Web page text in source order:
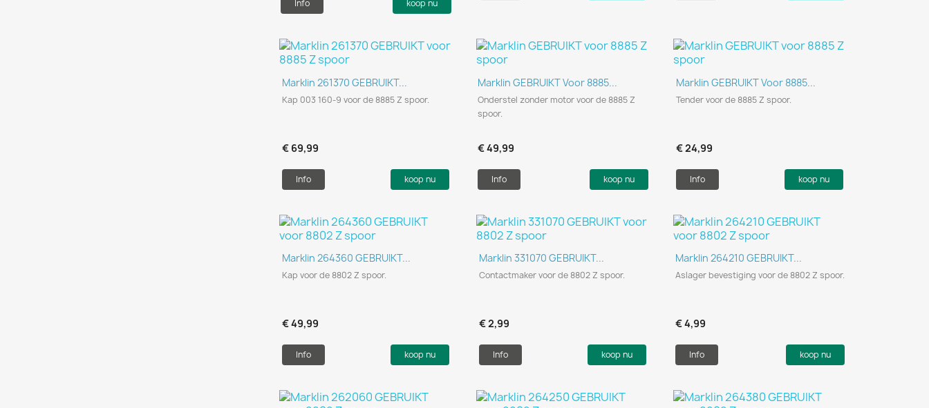
Info koop nu
Snel bekijken
Marklin 261370 GEBRUIKT...
Kap 003 160-9 voor de 8885 Z spoor.
€ 69,99
Info koop nu
Snel bekijken
Marklin GEBRUIKT Voor 8885...
Onderstel zonder motor voor de 8885 Z
spoor.
€ 49,99
Info koop nu
Snel bekijken
Marklin GEBRUIKT Voor 8885...
Tender voor de 8885 Z spoor.
€ 24,99
Info koop nu
Snel bekijken
Marklin 264360 GEBRUIKT...
Kap voor de 8802 Z spoor.
€ 49,99
Info koop nu
Snel bekijken
Marklin 331070 GEBRUIKT...
Contactmaker voor de 8802 Z spoor.
€ 2,99
Info koop nu
Snel bekijken
Marklin 264210 GEBRUIKT...
Aslager bevestiging voor de 8802 Z spoor.
€ 4,99
Info koop nu